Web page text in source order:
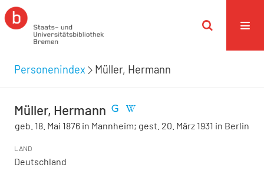
Personenindex Müller, Hermann
Müller, Hermann
geb. 18. Mai 1876 in Mannheim; gest. 20. März 1931 in Berlin
LAND
Deutschland